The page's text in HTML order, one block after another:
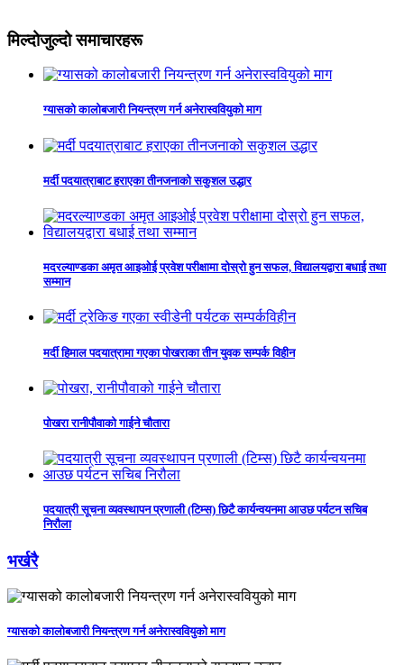
मिल्दोजुल्दो समाचारहरू
ग्यासको कालोबजारी नियन्त्रण गर्न अनेरास्ववियुको माग
मर्दी पदयात्राबाट हराएका तीनजनाको सकुशल उद्धार
मदरल्याण्डका अमृत आइओई प्रवेश परीक्षामा दोस्रो हुन सफल, विद्यालयद्वारा बधाई तथा
सम्मान
मर्दी हिमाल पदयात्रामा गएका पोखराका तीन युवक सम्पर्क विहीन
पोखरा रानीपौवाको गाईने चौतारा
पदयात्री सूचना व्यवस्थापन प्रणाली (टिम्स) छिटै कार्यन्वयनमा आउछ पर्यटन सचिब
निरौला
भर्खरै
ग्यासको कालोबजारी नियन्त्रण गर्न अनेरास्ववियुको माग